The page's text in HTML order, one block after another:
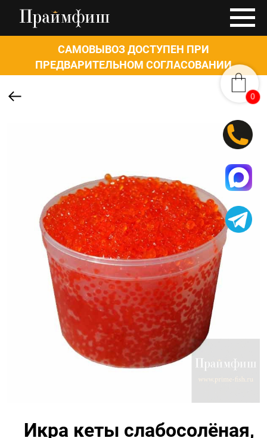
САМОВЫВОЗ ДОСТУПЕН ПРИ
ПРЕДВАРИТЕЛЬНОМ СОГЛАСОВАНИИ
Икра кеты слабосолёная,
0